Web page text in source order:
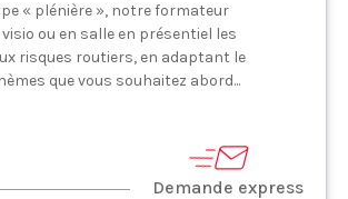
« plénière », notre formateur
ou en salle en présentiel les
risques routiers, en adaptant le
que vous souhaitez abord...
Demande express